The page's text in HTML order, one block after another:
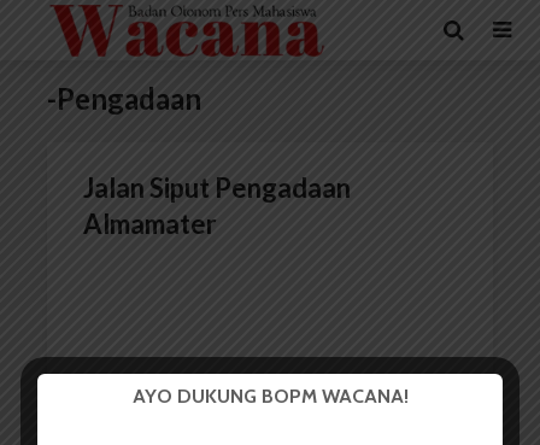
-Pengadaan
Jalan Siput Pengadaan
Almamater
AYO DUKUNG BOPM WACANA!